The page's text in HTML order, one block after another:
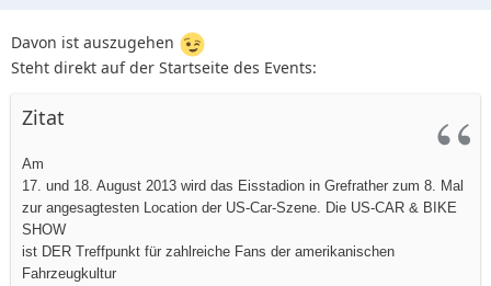
Davon ist auszugehen
Steht direkt auf der Startseite des Events:
Zitat
Am
17. und 18. August 2013 wird das Eisstadion in Grefrather zum 8. Mal
zur angesagtesten Location der US-Car-Szene. Die US-CAR & BIKE
SHOW
ist DER Treffpunkt für zahlreiche Fans der amerikanischen
Fahrzeugkultur